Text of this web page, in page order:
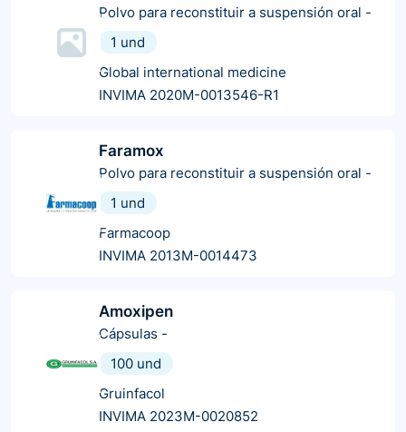
Polvo para reconstituir a suspensión oral -
1 und
Global international medicine
INVIMA 2020M-0013546-R1
Faramox
Polvo para reconstituir a suspensión oral -
1 und
Farmacoop
INVIMA 2013M-0014473
Amoxipen
Cápsulas -
100 und
Gruinfacol
INVIMA 2023M-0020852